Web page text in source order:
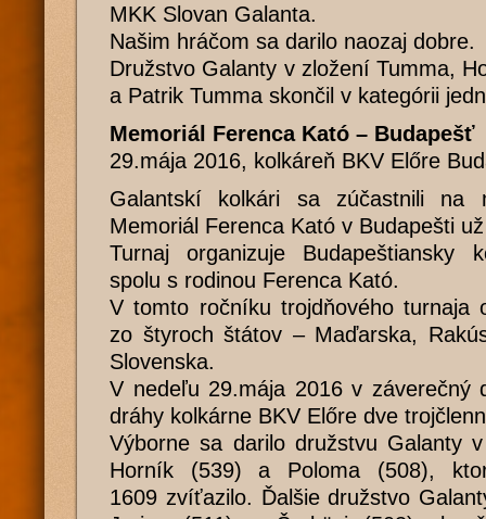
MKK Slovan Galanta.
Našim hráčom sa darilo naozaj dobre.
Družstvo Galanty v zložení Tumma,
a Patrik Tumma skončil v kategórii
Memoriál Ferenca Kató – Budapešť
29.mája 2016, kolkáreň BKV Előre
Galantskí kolkári sa zúčastnili na
Memoriál Ferenca Kató v Budapešti
Turnaj organizuje Budapeštiansky
spolu s rodinou Ferenca Kató.
V tomto ročníku trojdňového turnaja
zo štyroch štátov – Maďarska,
Slovenska.
V nedeľu 29.mája 2016 v záverečný
dráhy kolkárne BKV Előre dve
Výborne sa darilo družstvu Galanty
Horník (539) a Poloma (508),
1609 zvíťazilo. Ďalšie družstvo